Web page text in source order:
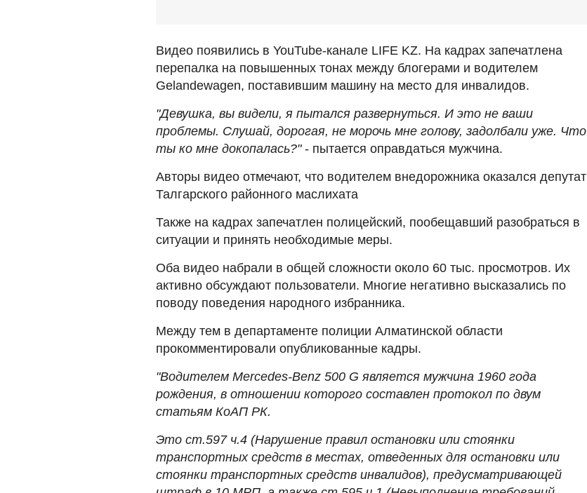
Видео появились в YouTube-канале LIFE KZ. На кадрах запечатлена
перепалка на повышенных тонах между блогерами и водителем
Gelandewagen, поставившим машину на место для инвалидов.
"Девушка, вы видели, я пытался развернуться. И это не ваши
проблемы. Слушай, дорогая, не морочь мне голову, задолбали уже. Что
ты ко мне докопалась?"- пытается оправдаться мужчина.
Авторы видео отмечают, что водителем внедорожника оказался депутат
Талгарского районного маслихата
Также на кадрах запечатлен полицейский, пообещавший разобраться в
ситуации и принять необходимые меры.
Оба видео набрали в общей сложности около 60 тыс. просмотров. Их
активно обсуждают пользователи. Многие негативно высказались по
поводу поведения народного избранника.
Между тем в департаменте полиции Алматинской области
прокомментировали опубликованные кадры.
"Водителем Mercedes-Benz 500 G является мужчина 1960 года
рождения, в отношении которого составлен протокол по двум
статьям КоАП РК.
Это ст.597 ч.4 (Нарушение правил остановки или стоянки
транспортных средств в местах, отведенных для остановки или
стоянки транспортных средств инвалидов), предусматривающей